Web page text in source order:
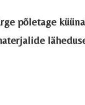
põletage